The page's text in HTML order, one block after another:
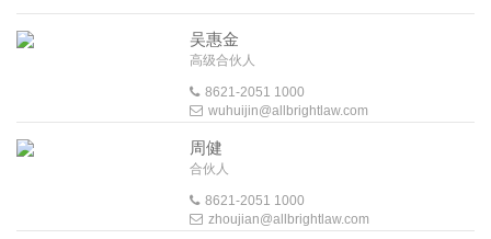
吴惠金
高级合伙人
8621-2051 1000
wuhuijin@allbrightlaw.com
周健
合伙人
8621-2051 1000
zhoujian@allbrightlaw.com